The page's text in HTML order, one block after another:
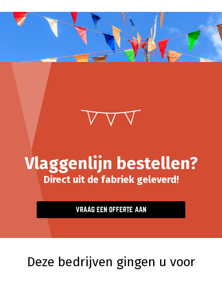
Vlaggenlijn bestellen?
Direct uit de fabriek geleverd!
VRAAG EEN OFFERTE AAN
Deze bedrijven gingen u voor